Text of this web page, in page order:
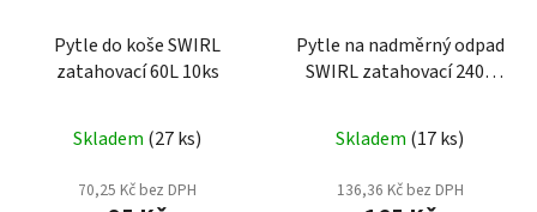
Pytle do koše SWIRL
zatahovací 60L 10ks
Skladem (27 ks)
70,25 Kč bez DPH
Pytle na nadměrný odpad
SWIRL zatahovací 240L
Skladem (17 ks)
136,36 Kč bez DPH